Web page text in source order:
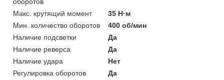
Макс. крутящий момент
35 Н·м
Мин. количество оборотов
400 об/мин
Наличие подсветки
Да
Наличие реверса
Да
Наличие удара
Нет
Регулировка оборотов
Да